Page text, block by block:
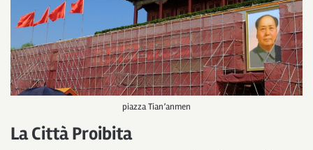
piazza Tian’anmen
La Città Proibita